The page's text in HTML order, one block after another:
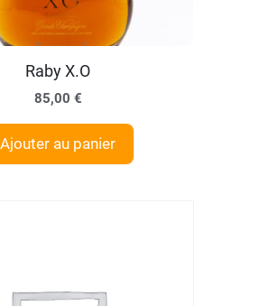
Raby X.O
85,00 €
Ajouter au panier